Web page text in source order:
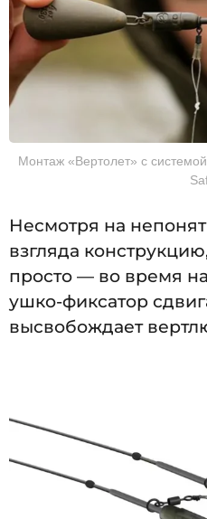
Монтаж «Вертолет» с
Несмотря на
взгляда
просто — во время
ушко-фиксатор
высвобождает